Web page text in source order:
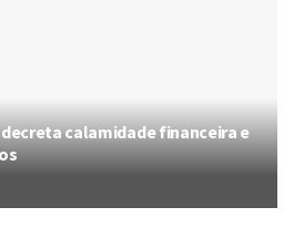
calamidade financeira e